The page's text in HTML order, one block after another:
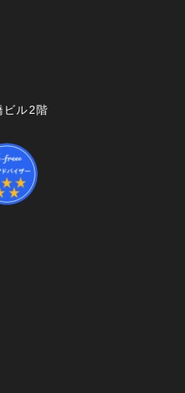
ビル2階